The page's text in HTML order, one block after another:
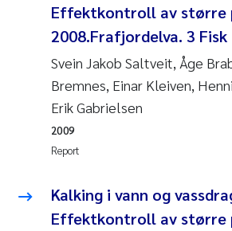
Heleen de Wit
Wenche Eikrem
Pierre Franqois Jaccard
Louise Valestrand
Anastasia Georgantzopoulou
Effektkontroll av større
2008.Frafjordelva. 3 Fisk
Svein Jakob Saltveit, Åge
Bremnes, Einar Kleiven,
Erik Gabrielsen
Report
2009
Kalking i vann og
Effektkontroll av større